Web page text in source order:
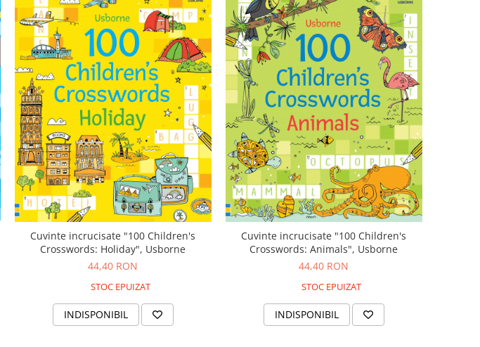
Cuvinte incrucisate "100 Children's
Crosswords: Holiday", Usborne
44,40 RON
STOC EPUIZAT
INDISPONIBIL
Cuvinte incrucisate "100 Children's
Crosswords: Animals", Usborne
44,40 RON
STOC EPUIZAT
INDISPONIBIL